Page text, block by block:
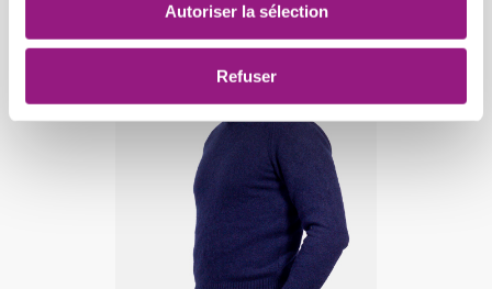
Autoriser la sélection
Refuser